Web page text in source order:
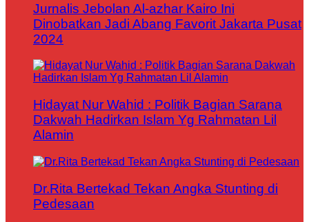
Jurnalis Jebolan Al-azhar Kairo Ini
Dinobatkan Jadi Abang Favorit Jakarta Pusat
2024
Hidayat Nur Wahid : Politik Bagian Sarana
Dakwah Hadirkan Islam Yg Rahmatan Lil
Alamin
Dr.Rita Bertekad Tekan Angka Stunting di
Pedesaan